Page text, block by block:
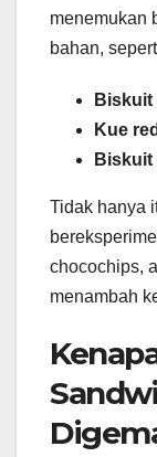
menemukan
bahan,
Biskuit
Kue
Biskuit
Tidak hanya
chocochips,
menambah